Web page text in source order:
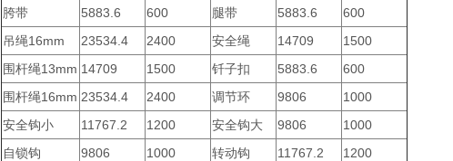
胯带
5883.6 600 腿带 5883.6
600
吊绳16mm
23534.4 2400 安全绳 14709
1500
围杆绳13mm 14709 1500 钎子扣 5883.6
600
围杆绳16mm 23534.4 2400 调节环 9806
1000
安全钩小
11767.2 1200 安全钩大 9806
1000
自锁钩
9806 1000 转动钩 11767.2
1200